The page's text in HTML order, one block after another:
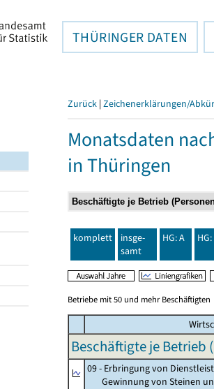
THÜRINGER DATEN
Zurück | Zeichenerklärungen/
Monatsdaten
in Thüringen
komplett
insge-
samt
HG: A
Betriebe mit 50 und mehr Beschäftigten
Beschäftigte je Betrieb
09 - Erbringung von
Gewinnung von Steinen